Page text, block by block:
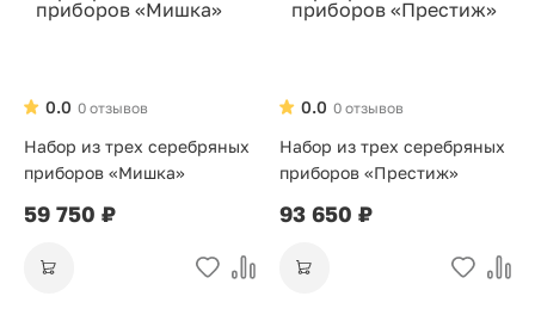
0 отзывов
0.0
Набор из трех серебряных
приборов «Мишка»
59 750 ₽
0 отзывов
0.0
Набор из трех серебряных
приборов «Престиж»
93 650 ₽